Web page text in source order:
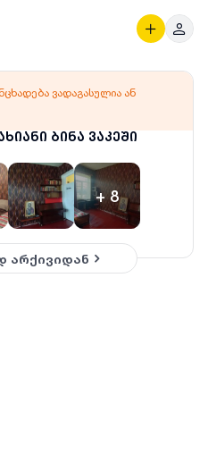
ბინა ვაკეში
+8
ვადაგასულია ან
არქივიდან